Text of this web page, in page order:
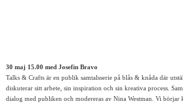
30 maj 15.00 med Josefin Bravo
Talks & Crafts är en publik samtalsserie på blås & knåda där
diskuterar sitt arbete, sin inspiration och sin kreativa process.
dialog med publiken och modereras av Nina Westman. Vi börjar